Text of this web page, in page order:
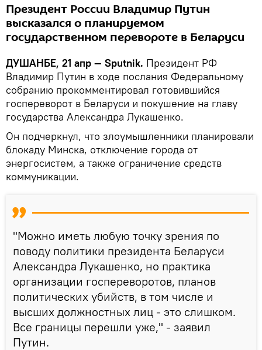
Президент России Владимир Путин
высказался о планируемом
государственном перевороте в Беларуси
ДУШАНБЕ, 21 апр — Sputnik. Президент РФ
Владимир Путин в ходе послания Федеральному
собранию прокомментировал готовившийся
госпереворот в Беларуси и покушение на главу
государства Александра Лукашенко.
Он подчеркнул, что злоумышленники планировали
блокаду Минска, отключение города от
энергосистем, а также ограничение средств
коммуникации.
"Можно иметь любую точку зрения по
поводу политики президента Беларуси
Александра Лукашенко, но практика
организации госпереворотов, планов
политических убийств, в том числе и
высших должностных лиц - это слишком.
Все границы перешли уже," - заявил
Путин.